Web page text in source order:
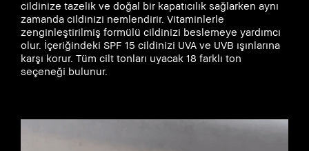
cildinize tazelik ve doğal bir kapatıcılık sağlarken aynı
zamanda cildinizi nemlendirir. Vitaminlerle
zenginleştirilmiş formülü cildinizi beslemeye yardımcı
olur. İçeriğindeki SPF 15 cildinizi UVA ve UVB ışınlarına
karşı korur. Tüm cilt tonları uyacak 18 farklı ton
seçeneği bulunur.